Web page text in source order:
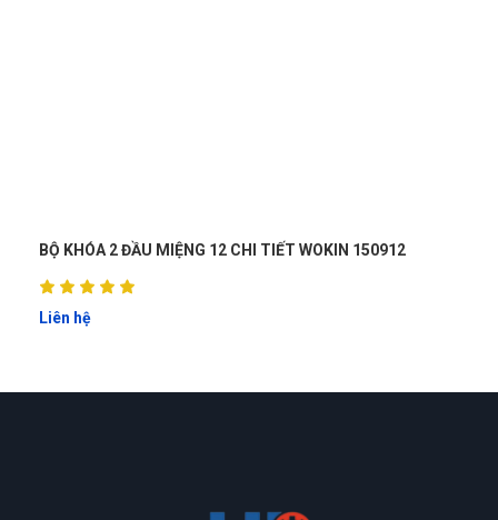
CẦN SIẾT CHỮ T 14MM WOKIN 153014